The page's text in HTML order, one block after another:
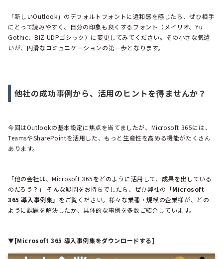
「新しいOutlook」のデフォルトフォントに違和感を感じたら、ぜひ相手
にとって読みやすく、自分の印象も良くするフォント（メイリオ、Yu
Gothic、BIZ UDPゴシック）に変更してみてください。その小さな気遣
いが、円滑なコミュニケーションの第一歩となります。
他社の成功事例から、活用のヒントを得ませんか？
今回はOutlookの基本設定に焦点を当てましたが、Microsoft 365には、
TeamsやSharePointを活用した、もっと生産性を高める機能がたくさん
あります。
「他の会社は、Microsoft 365をどのように活用して、成果を出している
のだろう？」 そんな疑問をお持ちでしたら、ぜひ弊社の 「Microsoft
365 導入事例集」 をご覧ください。様々な業種・規模の企業様が、どの
ように課題を解決したか、具体的な事例を多数ご紹介しています。
▼[Microsoft 365 導入事例集をダウンロードする]